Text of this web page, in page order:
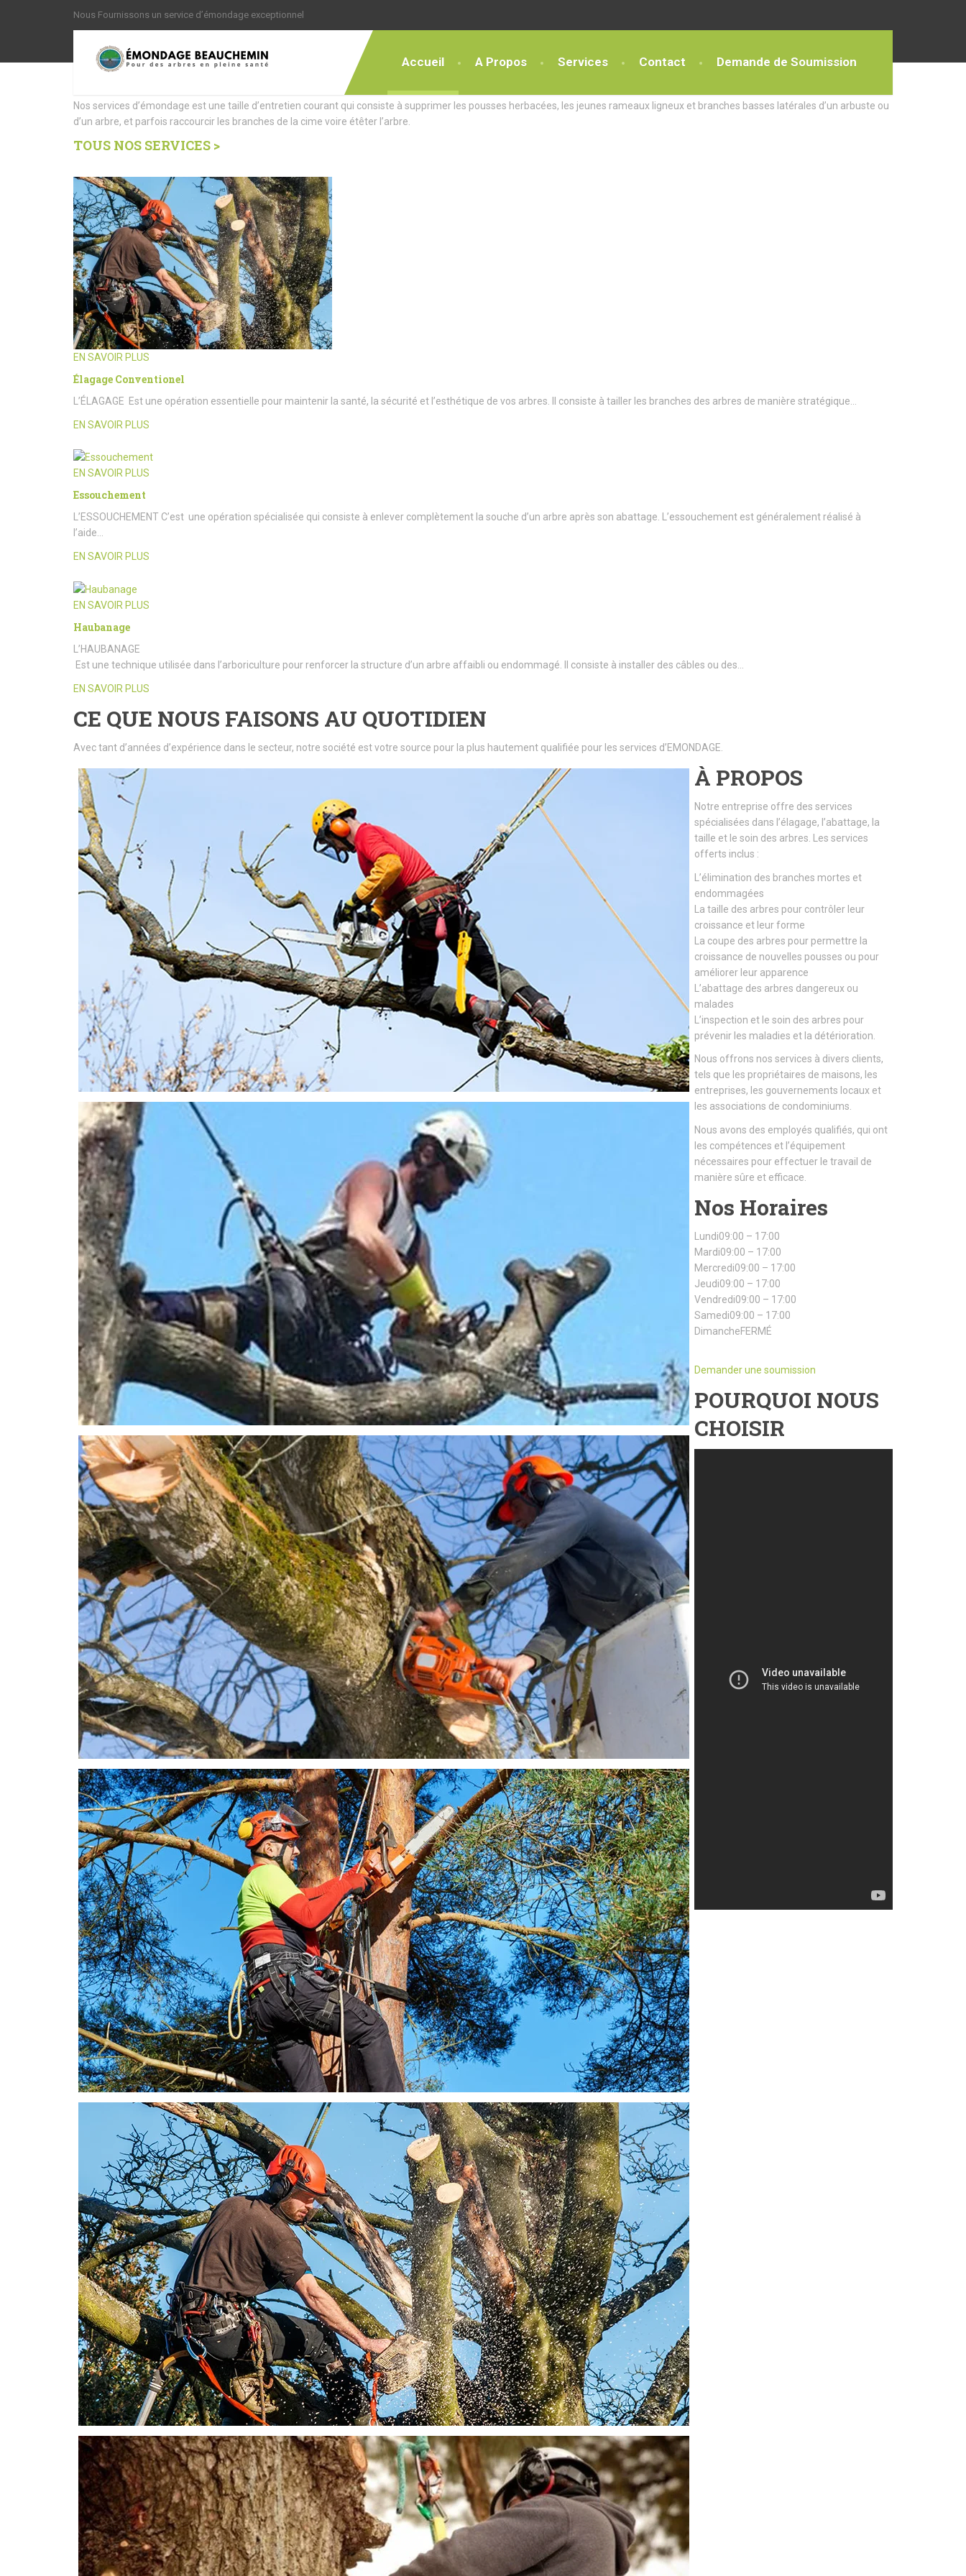
Nous Fournissons un service d’émondage exceptionnel
Accueil A Propos Services Contact Demande de Soumission
Nous offrons des Services Exceptionnels
Nos services d’émondage est une taille d’entretien courant qui consiste à supprimer les pousses herbacées, les jeunes rameaux ligneux et branches basses latérales d’un arbuste ou
d’un arbre, et parfois raccourcir les branches de la cime voire étêter l’arbre.
TOUS NOS SERVICES >
EN SAVOIR PLUS
Élagage Conventionel
L’ÉLAGAGE Est une opération essentielle pour maintenir la santé, la sécurité et l’esthétique de vos arbres. Il consiste à tailler les branches des arbres de manière stratégique…
EN SAVOIR PLUS
EN SAVOIR PLUS
Essouchement
L’ESSOUCHEMENT C’est une opération spécialisée qui consiste à enlever complètement la souche d’un arbre après son abattage. L’essouchement est généralement réalisé à
l’aide…
EN SAVOIR PLUS
EN SAVOIR PLUS
Haubanage
L’HAUBANAGE
Est une technique utilisée dans l’arboriculture pour renforcer la structure d’un arbre affaibli ou endommagé. Il consiste à installer des câbles ou des…
EN SAVOIR PLUS
CE QUE NOUS FAISONS AU QUOTIDIEN
Avec tant d’années d’expérience dans le secteur, notre société est votre source pour la plus hautement qualifiée pour les services d’EMONDAGE.
À PROPOS
Notre entreprise offre des services
spécialisées dans l’élagage, l’abattage, la
taille et le soin des arbres. Les services
offerts inclus :
L’élimination des branches mortes et
endommagées
La taille des arbres pour contrôler leur
croissance et leur forme
La coupe des arbres pour permettre la
croissance de nouvelles pousses ou pour
améliorer leur apparence
L’abattage des arbres dangereux ou
malades
L’inspection et le soin des arbres pour
prévenir les maladies et la détérioration.
Nous offrons nos services à divers clients,
tels que les propriétaires de maisons, les
entreprises, les gouvernements locaux et
les associations de condominiums.
Nous avons des employés qualifiés, qui ont
les compétences et l’équipement
nécessaires pour effectuer le travail de
manière sûre et efficace.
Nos Horaires
Lundi09:00 – 17:00
Mardi09:00 – 17:00
Mercredi09:00 – 17:00
Jeudi09:00 – 17:00
Vendredi09:00 – 17:00
Samedi09:00 – 17:00
DimancheFERMÉ
Demander une soumission
POURQUOI NOUS
CHOISIR